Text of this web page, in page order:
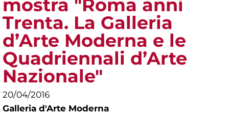
mostra "Roma anni
Trenta. La Galleria
d’Arte Moderna e le
Quadriennali d’Arte
Nazionale"
20/04/2016
Galleria d'Arte Moderna